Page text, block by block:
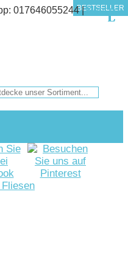
017646055244 |Kontakt
BESTSELLER
BESTSELLER
BESTSELLER
BESTSELLER
BESTSELLER